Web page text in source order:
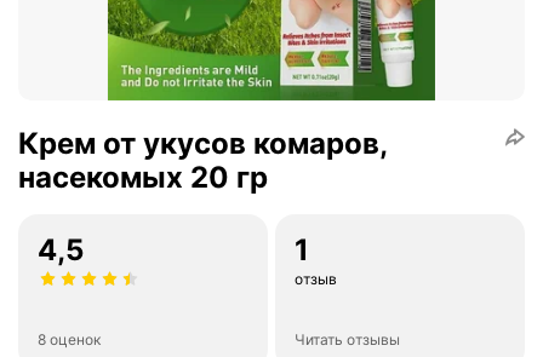
Крем от укусов комаров,
насекомых 20 гр
4,5
8 оценок
1
отзыв
Читать отзывы